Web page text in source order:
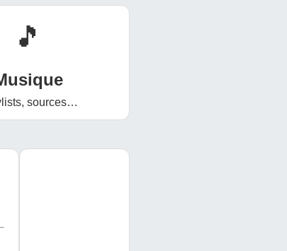
🎵
sources…